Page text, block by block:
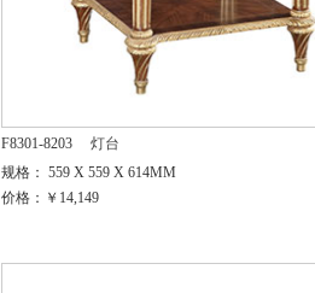
F8301-8203
灯台
规格： 559 X 559 X 614MM
价格：￥14,149